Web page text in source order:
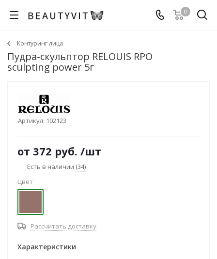
0
Контуринг лица
Пудра-скульптор RELOUIS RPO
sculpting power 5г
Артикул: 102123
от 372 руб. /шт
Есть в наличии (34)
Цвет
Рассчитать доставку
Характеристики